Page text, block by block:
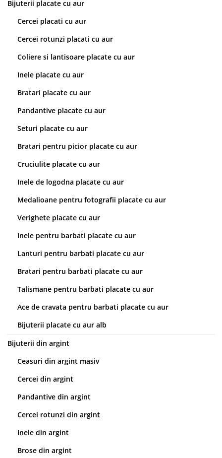
Bijuterii placate cu aur
Cercei placati cu aur
Cercei rotunzi placati cu aur
Coliere si lantisoare placate cu aur
Inele placate cu aur
Bratari placate cu aur
Pandantive placate cu aur
Seturi placate cu aur
Bratari pentru picior placate cu aur
Cruciulite placate cu aur
Inele de logodna placate cu aur
Medalioane pentru fotografii placate cu aur
Verighete placate cu aur
Inele pentru barbati placate cu aur
Lanturi pentru barbati placate cu aur
Bratari pentru barbati placate cu aur
Talismane pentru barbati placate cu aur
Ace de cravata pentru barbati placate cu aur
Bijuterii placate cu aur alb
Bijuterii din argint
Ceasuri din argint masiv
Cercei din argint
Pandantive din argint
Cercei rotunzi din argint
Inele din argint
Brose din argint